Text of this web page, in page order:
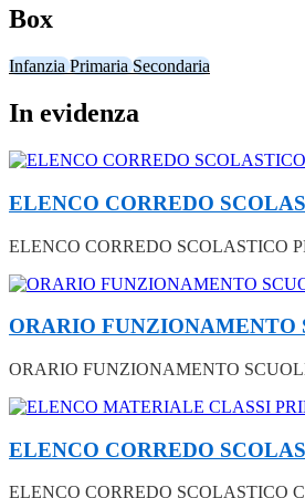
Box
InfanziaPrimariaSecondaria
In evidenza
ELENCO CORREDO
ELENCO CORREDO SCOLASTICO
ORARIO FUNZIONAMENTO
ORARIO FUNZIONAMENTO
ELENCO CORREDO
ELENCO CORREDO SCOLASTICO